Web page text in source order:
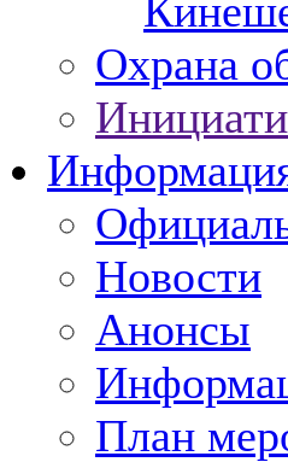
Охрана
Новости
Анонсы
План